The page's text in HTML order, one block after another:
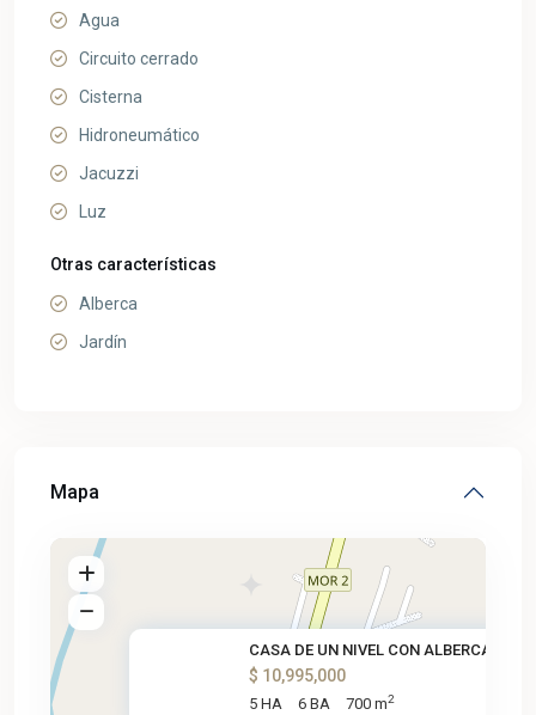
Agua
Circuito cerrado
Cisterna
Hidroneumático
Jacuzzi
Luz
Otras características
Alberca
Jardín
Mapa
CASA DE UN NIVEL CON ALBERCA Y
$ 10,995,000
5 HA 6 BA 700 m2